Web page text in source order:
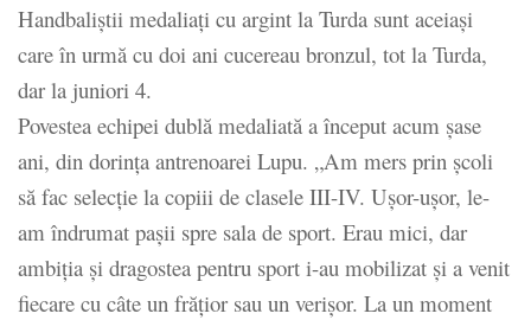
Handbaliștii medaliați cu argint la Turda sunt aceiași
care în urmă cu doi ani cucereau bronzul, tot la Turda,
dar la juniori 4.
Povestea echipei dublă medaliată a început acum șase
ani, din dorința antrenoarei Lupu. „Am mers prin școli
să fac selecție la copiii de clasele III-IV. Ușor-ușor, le-
am îndrumat pașii spre sala de sport. Erau mici, dar
ambiția și dragostea pentru sport i-au mobilizat și a venit
fiecare cu câte un frățior sau un verișor. La un moment